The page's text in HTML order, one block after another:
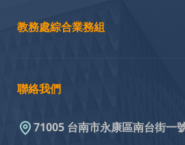
教務處綜合業務組
聯絡我們
71005 台南市永康區南台街一